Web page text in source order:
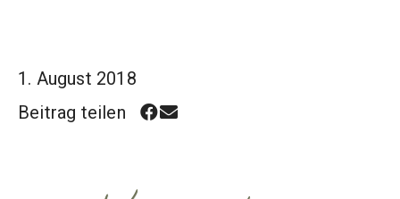
1. August 2018
Beitrag teilen